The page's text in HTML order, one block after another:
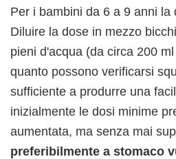
Per i bambini da 6 a 9 anni
Diluire la dose in mezzo
pieni d'acqua (da circa 200
quanto possono verificarsi
sufficiente a produrre una
inizialmente le dosi minime
aumentata, ma senza mai
preferibilmente a stomaco